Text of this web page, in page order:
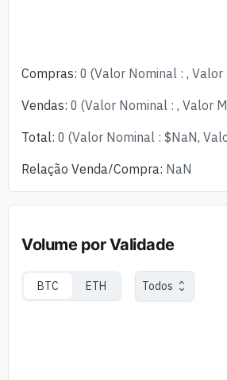
Compras: 0 (Valor Nominal : , Valor
Vendas: 0 (Valor Nominal : , Valor
Total: 0 (Valor Nominal : $NaN,
Relação Venda/Compra: NaN
Volume por Validade
BTC ETH Todos